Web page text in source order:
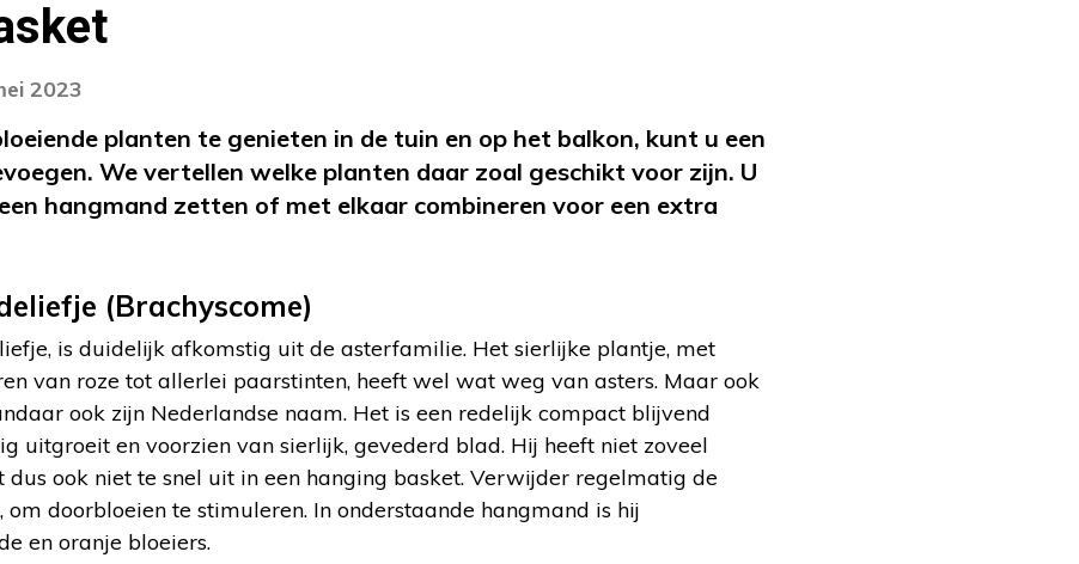
2023
planten te genieten in de tuin en op het balkon, kunt u een
We vertellen welke planten daar zoal geschikt voor zijn. U
hangmand zetten of met elkaar combineren voor een extra
(Brachyscome)
is duidelijk afkomstig uit de asterfamilie. Het sierlijke plantje, met
van roze tot allerlei paarstinten, heeft wel wat weg van asters. Maar ook
ook zijn Nederlandse naam. Het is een redelijk compact blijvend
uitgroeit en voorzien van sierlijk, gevederd blad. Hij heeft niet zoveel
ook niet te snel uit in een hanging basket. Verwijder regelmatig de
doorbloeien te stimuleren. In onderstaande hangmand is hij
en oranje bloeiers.